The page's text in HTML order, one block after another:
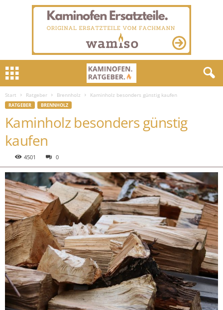
Start Ratgeber Brennholz Kaminholz besonders günstig kaufen
RATGEBER BRENNHOLZ
Kaminholz besonders günstig
kaufen
4501 0